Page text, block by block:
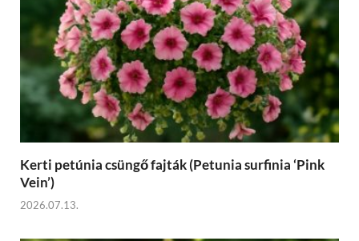
Kerti petúnia csüngő fajták (Petunia surfinia ‘Pink
Vein’)
2026.07.13.